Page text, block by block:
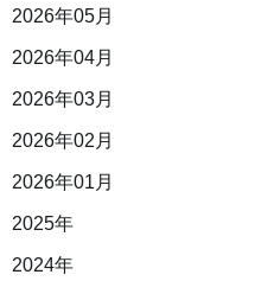
2026年05月
2026年04月
2026年03月
2026年02月
2026年01月
2025年
2024年